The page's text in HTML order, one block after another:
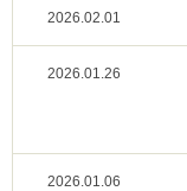
2026.02.01
2026.01.26
2026.01.06